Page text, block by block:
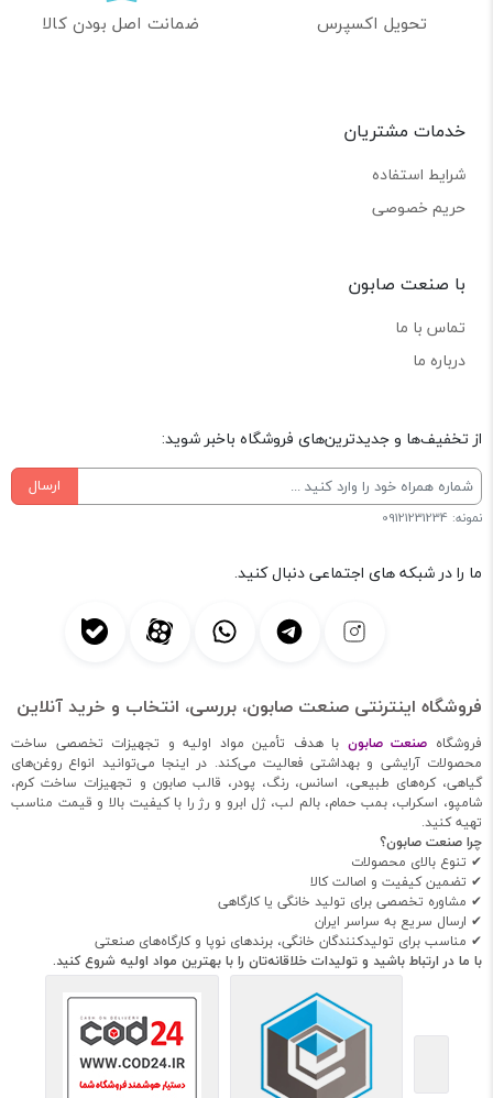
تحویل اکسپرس ضمانت اصل بودن کالا
خدمات مشتریان
شرایط استفاده
حریم خصوصی
با صنعت صابون
تماس با ما
درباره ما
از تخفیف‌ها و جدیدترین‌های فروشگاه باخبر شوید:
ارسال
نمونه: 09121231234
ما را در شبکه های اجتماعی دنبال کنید.
فروشگاه اینترنتی صنعت صابون، بررسی، انتخاب و خرید آنلاین
فروشگاه صنعت صابون با هدف تأمین مواد اولیه و تجهیزات تخصصی ساخت
محصولات آرایشی و بهداشتی فعالیت می‌کند. در اینجا می‌توانید انواع روغن‌های
گیاهی، کره‌های طبیعی، اسانس، رنگ، پودر، قالب صابون و تجهیزات ساخت کرم،
شامپو، اسکراب، بمب حمام، بالم لب، ژل ابرو و رژ را با کیفیت بالا و قیمت مناسب
تهیه کنید.
چرا صنعت صابون؟
✔ تنوع بالای محصولات
✔ تضمین کیفیت و اصالت کالا
✔ مشاوره تخصصی برای تولید خانگی یا کارگاهی
✔ ارسال سریع به سراسر ایران
✔ مناسب برای تولیدکنندگان خانگی، برندهای نوپا و کارگاه‌های صنعتی
با ما در ارتباط باشید و تولیدات خلاقانه‌تان را با بهترین مواد اولیه شروع کنید.